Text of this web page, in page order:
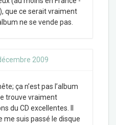
que ce serait vraiment
ne se vende pas.
2009
ça n’est pas l’album
trouve vraiment
du CD excellentes. Il
me suis passé le disque